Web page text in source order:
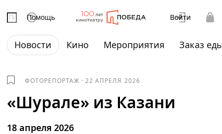
Помощь Войти
Новости Кино Мероприятия Заказ
ФОТОРЕПОРТАЖ ·22 АПРЕЛЯ 2026
«Шурале» из Казани
18 апреля 2026